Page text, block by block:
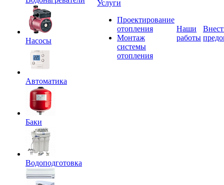
Насосы
Автоматика
Баки
Водоподготовка
Услуги
Проектирование
отопления
Монтаж
системы
отопления
Наши
работы